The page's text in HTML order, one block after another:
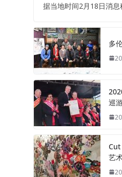
据当地时间2月18日消
多
巡
艺